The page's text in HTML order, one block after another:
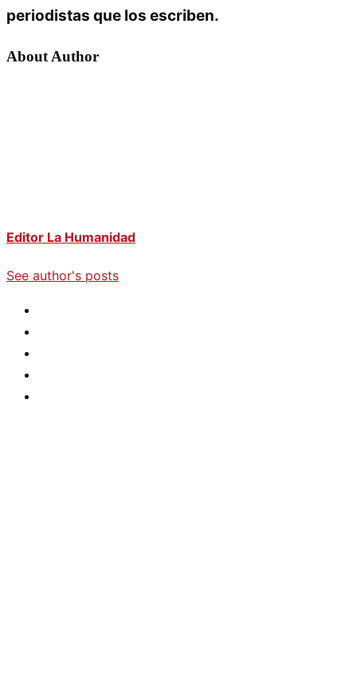
periodistas que los escriben.
About Author
Editor La Humanidad
See author's posts